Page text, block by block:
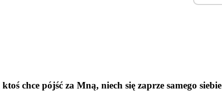
chce pójść za Mną, niech się zaprze samego siebie